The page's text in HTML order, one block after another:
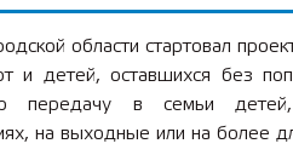
области стартовал
и детей, оставшихся без
передачу в семьи
на выходные или на более